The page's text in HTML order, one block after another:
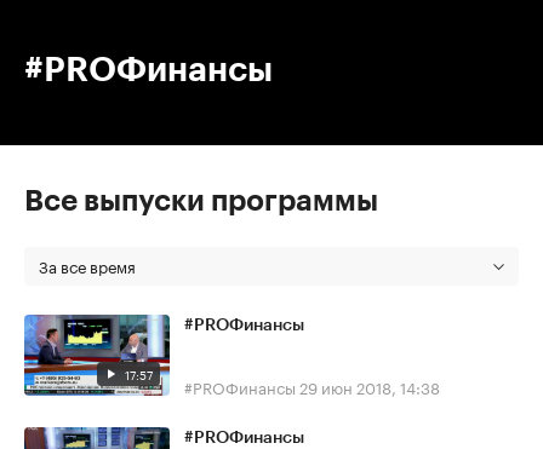
#PROФинансы
Все выпуски программы
За все время
17:57
#PROФинансы
#PROФинансы 29 июн 2018, 14:38
#PROФинансы